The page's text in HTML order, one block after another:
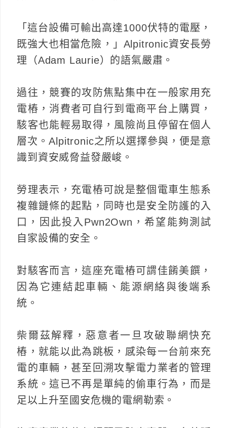
「這台設備可輸出高達1000伏特的電壓，
既強大也相當危險，」Alpitronic資安長勞
理（Adam Laurie）的語氣嚴肅。
過往，競賽的攻防焦點集中在一般家用充
電樁，消費者可自行到電商平台上購買，
駭客也能輕易取得，風險尚且停留在個人
層次。Alpitronic之所以選擇參與，便是意
識到資安威脅益發嚴峻。
勞理表示，充電樁可說是整個電車生態系
複雜鏈條的起點，同時也是安全防護的入
口，因此投入Pwn2Own，希望能夠測試
自家設備的安全。
對駭客而言，這座充電樁可謂佳餚美饌，
因為它連結起車輛、能源網絡與後端系
統。
柴爾茲解釋，惡意者一旦攻破聯網快充
樁，就能以此為跳板，感染每一台前來充
電的車輛，甚至回溯攻擊電力業者的管理
系統。這已不再是單純的偷車行為，而是
足以上升至國安危機的電網勒索。